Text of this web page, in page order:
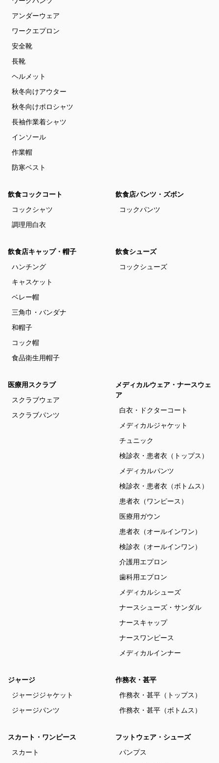
アンダーウェア
ワークエプロン
安全靴
長靴
ヘルメット
秋冬向けアウター
秋冬向けポロシャツ
長袖作業着シャツ
インソール
作業帽
防寒ベスト
飲食コックコート
コックシャツ
調理用白衣
飲食店パンツ・ズボン
コックパンツ
飲食店キャップ・帽子
ハンチング
キャスケット
ベレー帽
三角巾・バンダナ
和帽子
コック帽
食品衛生用帽子
飲食シューズ
コックシューズ
医療用スクラブ
スクラブウェア
スクラブパンツ
メディカルウェア・ナースウェ
ア
白衣・ドクターコート
メディカルジャケット
チュニック
検診衣・患者衣（トップス）
メディカルパンツ
検診衣・患者衣（ボトムス）
患者衣（ワンピース）
医療用ガウン
患者衣（オールインワン）
検診衣（オールインワン）
介護用エプロン
歯科用エプロン
メディカルシューズ
ナースシューズ・サンダル
ナースキャップ
ナースワンピース
メディカルインナー
ジャージ
ジャージジャケット
ジャージパンツ
作務衣・甚平
作務衣・甚平（トップス）
作務衣・甚平（ボトムス）
スカート・ワンピース
スカート
フットウェア・シューズ
パンプス